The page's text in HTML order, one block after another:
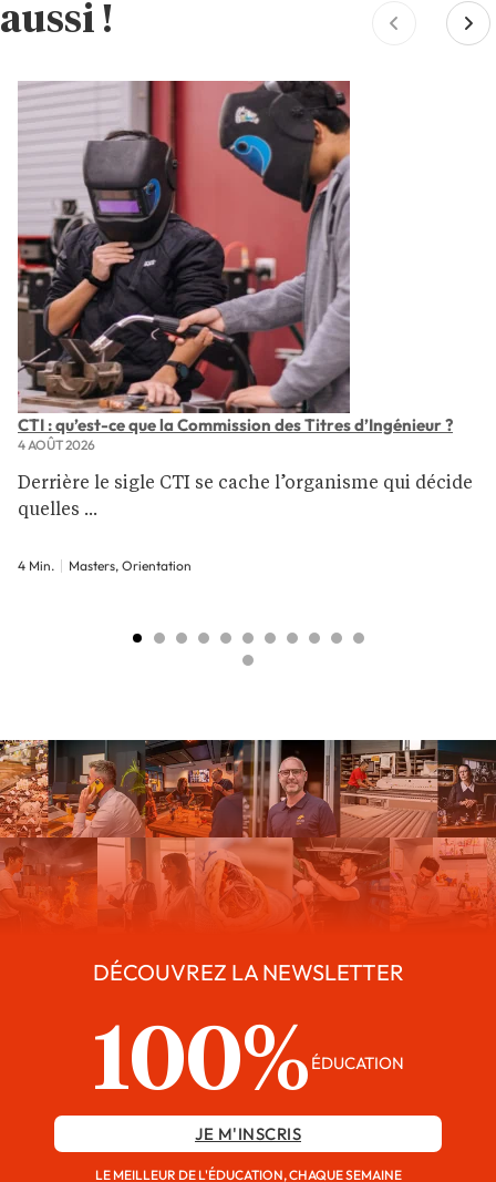
aussi !
CTI : qu’est-ce que la Commission des Titres d’Ingénieur ?
4 AOÛT 2026
Derrière le sigle CTI se cache l’organisme qui décide
quelles ...
4 Min. Masters, Orientation
DÉCOUVREZ LA NEWSLETTER
100% ÉDUCATION
JE M'INSCRIS
LE MEILLEUR DE L'ÉDUCATION, CHAQUE SEMAINE